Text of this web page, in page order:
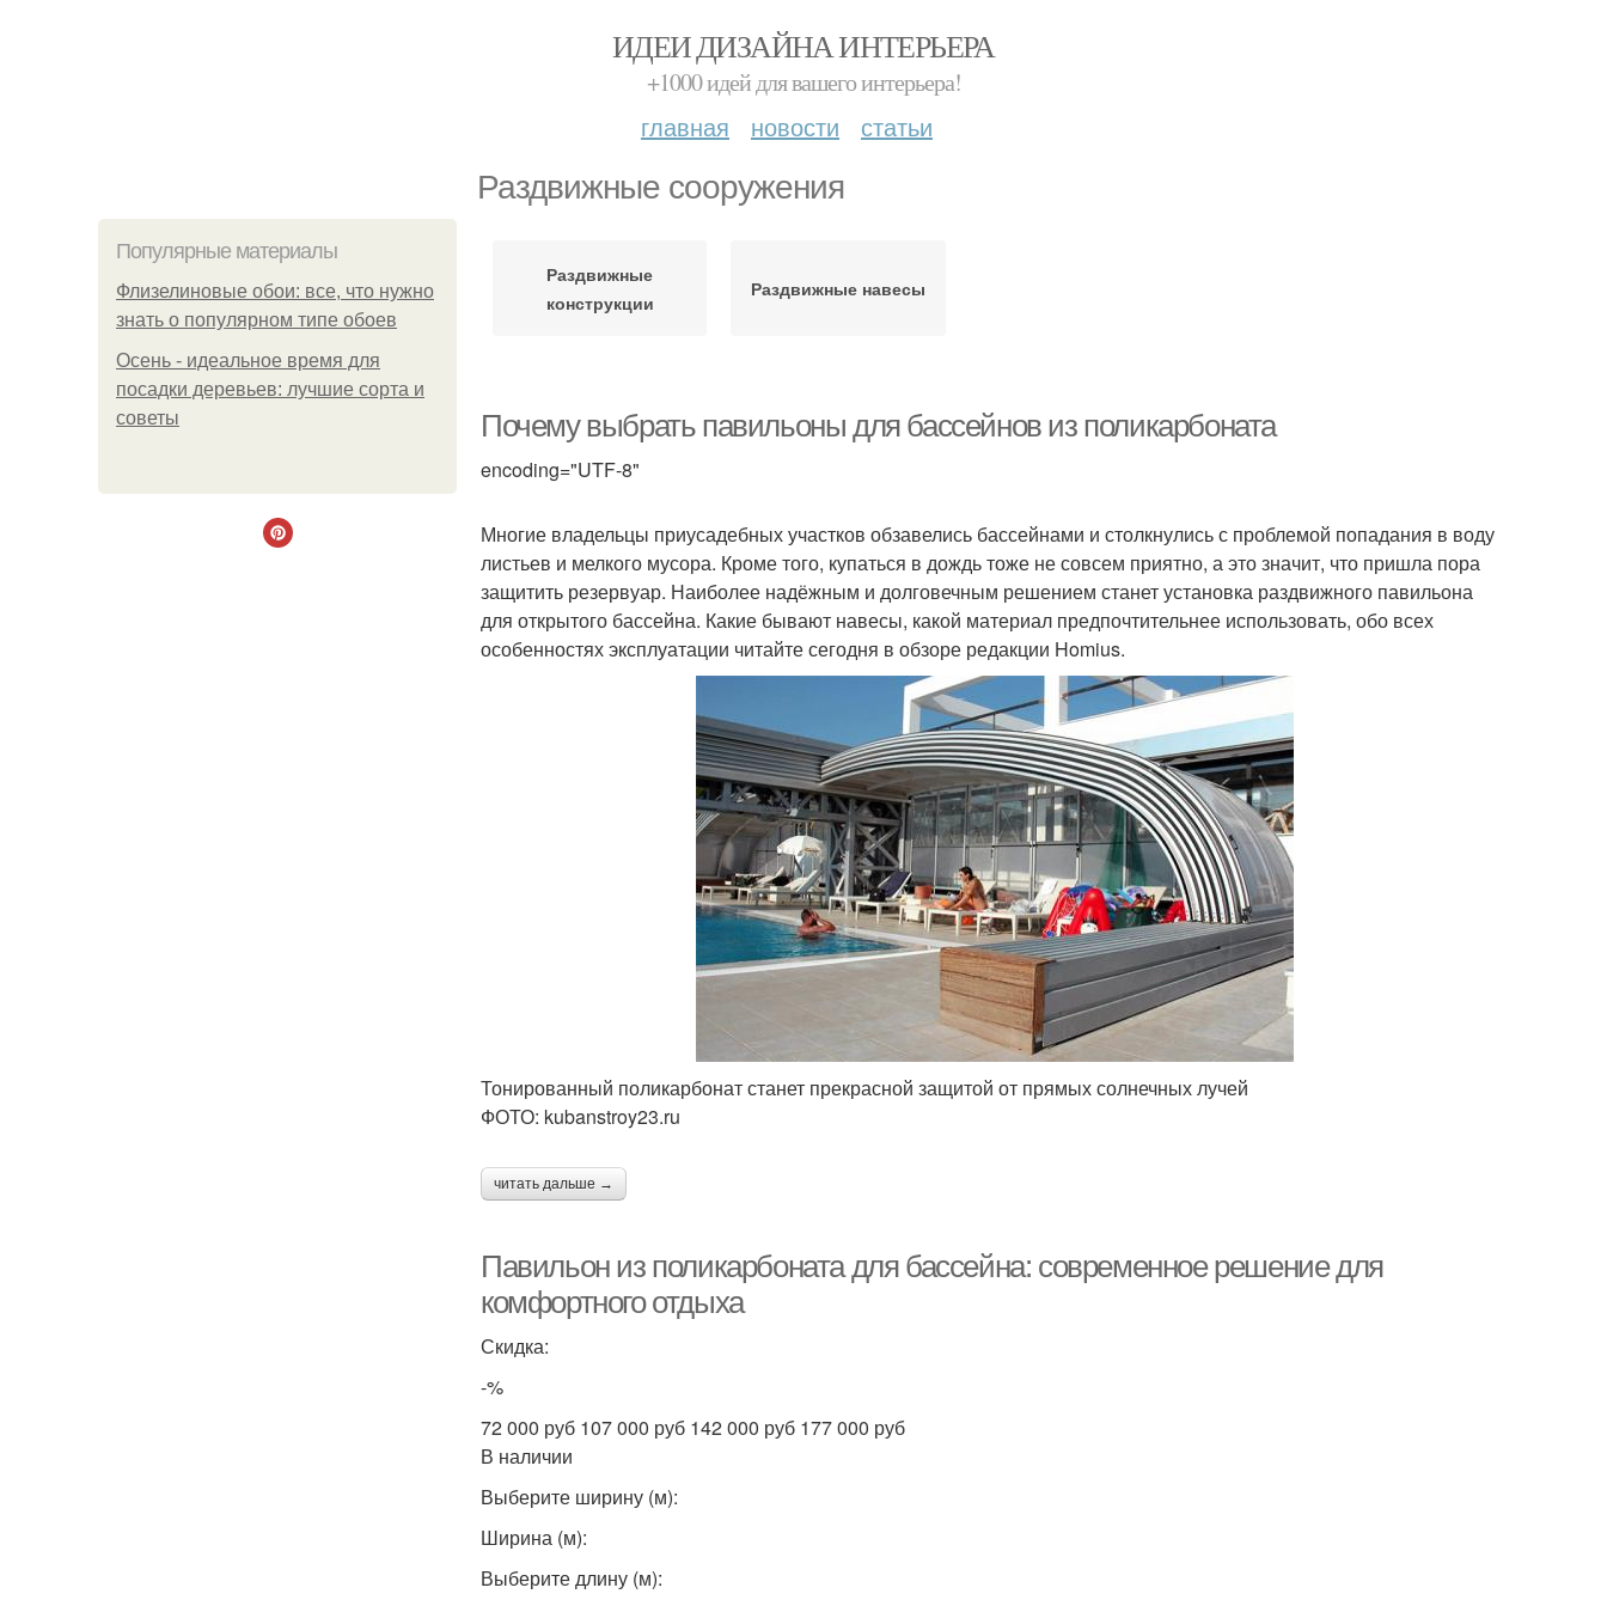
ИДЕИ ДИЗАЙНА ИНТЕРЬЕРА
+1000 идей для вашего интерьера!
главная новости статьи
Раздвижные сооружения
Популярные материалы
Флизелиновые обои: все, что нужно
знать о популярном типе обоев
Осень - идеальное время для
посадки деревьев: лучшие сорта и
советы
Раздвижные
конструкции
Раздвижные навесы
Почему выбрать павильоны для бассейнов из поликарбоната
encoding="UTF-8"
Многие владельцы приусадебных участков обзавелись бассейнами и столкнулись с проблемой попадания в воду
листьев и мелкого мусора. Кроме того, купаться в дождь тоже не совсем приятно, а это значит, что пришла пора
защитить резервуар. Наиболее надёжным и долговечным решением станет установка раздвижного павильона
для открытого бассейна. Какие бывают навесы, какой материал предпочтительнее использовать, обо всех
особенностях эксплуатации читайте сегодня в обзоре редакции Homius.
Тонированный поликарбонат станет прекрасной защитой от прямых солнечных лучей
ФОТО: kubanstroy23.ru
читать дальше →
Павильон из поликарбоната для бассейна: современное решение для
комфортного отдыха
Скидка:
-%
72 000 руб 107 000 руб 142 000 руб 177 000 руб
В наличии
Выберите ширину (м):
Ширина (м):
Выберите длину (м):